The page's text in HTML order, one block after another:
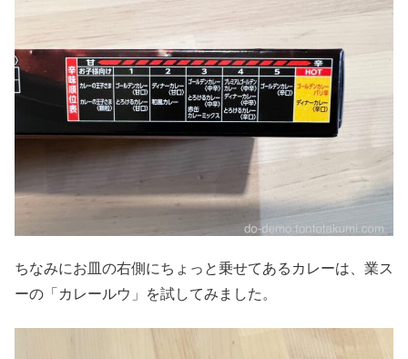
ちなみにお皿の右側にちょっと乗せてあるカレーは、業ス
ーの「カレールウ」を試してみました。